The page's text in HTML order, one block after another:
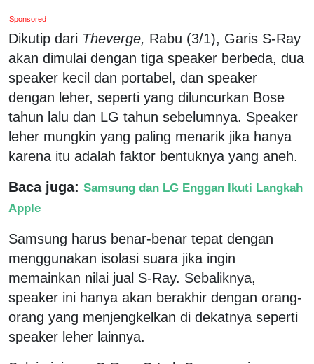
Sponsored
Dikutip dari Theverge, Rabu (3/1), Garis S-Ray
akan dimulai dengan tiga speaker berbeda, dua
speaker kecil dan portabel, dan speaker
dengan leher, seperti yang diluncurkan Bose
tahun lalu dan LG tahun sebelumnya. Speaker
leher mungkin yang paling menarik jika hanya
karena itu adalah faktor bentuknya yang aneh.
Baca juga: Samsung dan LG Enggan Ikuti Langkah
Apple
Samsung harus benar-benar tepat dengan
menggunakan isolasi suara jika ingin
memainkan nilai jual S-Ray. Sebaliknya,
speaker ini hanya akan berakhir dengan orang-
orang yang menjengkelkan di dekatnya seperti
speaker leher lainnya.